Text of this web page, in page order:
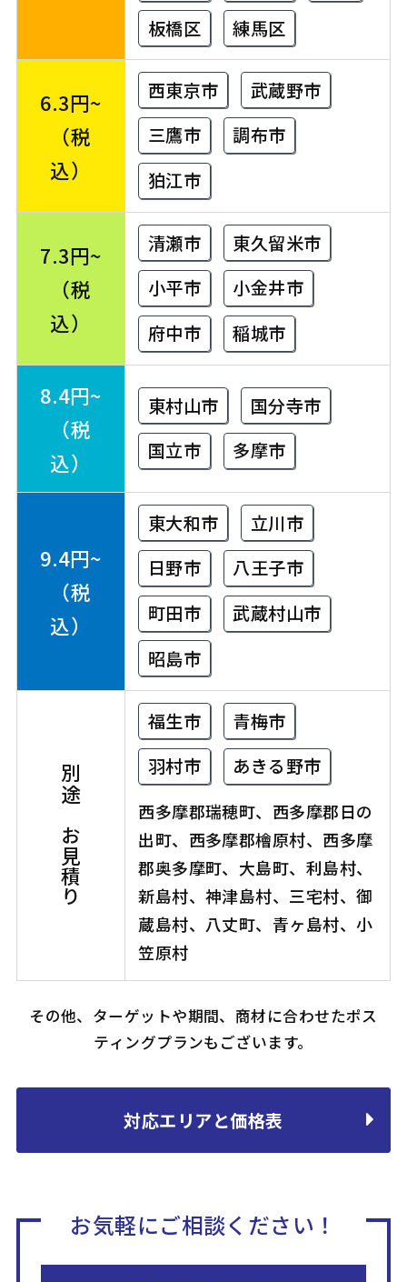
板橋区
練馬区
6.3円~
（税
込）
西東京市
武蔵野市
三鷹市
調布市
狛江市
7.3円~
（税
込）
清瀬市
東久留米市
小平市
小金井市
府中市
稲城市
8.4円~
（税
込）
東村山市
国分寺市
国立市
多摩市
9.4円~
（税
込）
東大和市
立川市
日野市
八王子市
町田市
武蔵村山市
昭島市
別途、お見積り
福生市
青梅市
羽村市
あきる野市
西多摩郡瑞穂町、西多摩郡日の
出町、西多摩郡檜原村、西多摩
郡奥多摩町、大島町、利島村、
新島村、神津島村、三宅村、御
蔵島村、八丈町、青ヶ島村、小
笠原村
その他、ターゲットや期間、商材に合わせたポス
ティングプランもございます。
対応エリアと価格表
お気軽にご相談ください！